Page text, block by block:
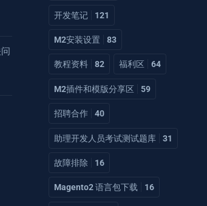
开发笔记 121
M2安装设置 83
教程资料 82 福利区 64
M2插件和模版分享区 59
招聘合作 40
助理开发人员考试测试题库 31
故障排除 16
Magento2 语言包下载 16